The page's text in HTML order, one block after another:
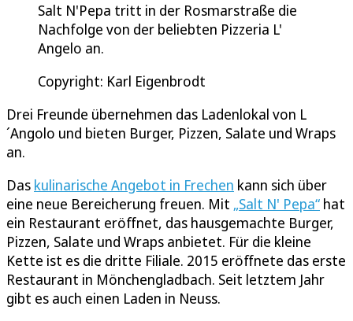
Salt N'Pepa tritt in der Rosmarstraße die
Nachfolge von der beliebten Pizzeria L'
Angelo an.
Copyright: Karl Eigenbrodt
Drei Freunde übernehmen das Ladenlokal von L
´Angolo und bieten Burger, Pizzen, Salate und Wraps
an.
Das kulinarische Angebot in Frechen kann sich über
eine neue Bereicherung freuen. Mit „Salt N' Pepa“ hat
ein Restaurant eröffnet, das hausgemachte Burger,
Pizzen, Salate und Wraps anbietet. Für die kleine
Kette ist es die dritte Filiale. 2015 eröffnete das erste
Restaurant in Mönchengladbach. Seit letztem Jahr
gibt es auch einen Laden in Neuss.